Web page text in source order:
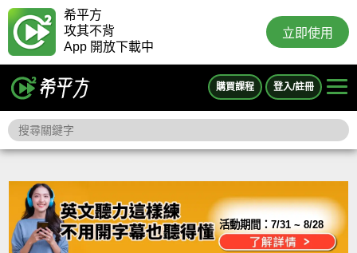
希平方
攻其不背
App 開放下載中
立即使用
購買課程 登入/註冊
活動期間：7/31 ~ 8/28